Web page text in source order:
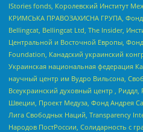
IStories fonds, Королевский Институт
КРИМСЬКА ПРАВОЗАХИСНА ГРУПА, Фонд
Bellingcat, Bellingcat Ltd, The Insider,
Центральной и Восточной Европы,
Foundation, Канадский украинский
Украинская национальная федерация
научный центр им Вудро Вильсона,
Всеукраинский духовный центр ,
Швеции, Проект Медуза, Фонд Андрея
Лига Свободных Наций, Transparеncy
Народов ПостРоссии, Солидарность с